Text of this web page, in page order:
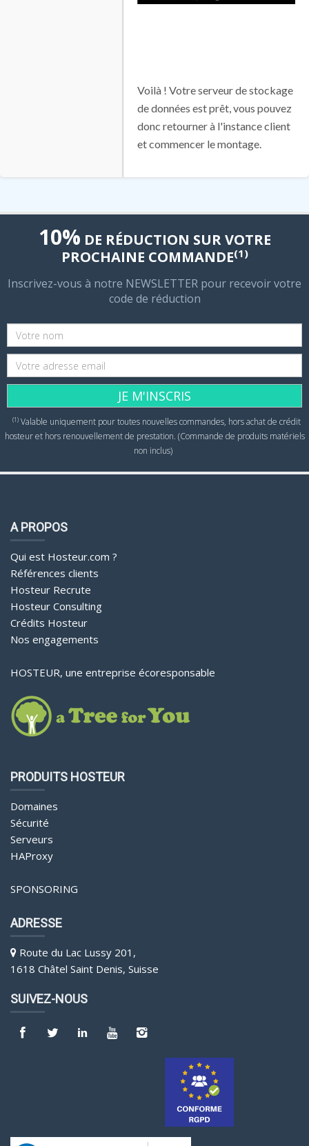
Voilà ! Votre serveur de stockage
de données est prêt, vous pouvez
donc retourner à l'instance client
et commencer le montage.
10% DE RÉDUCTION SUR VOTRE
PROCHAINE COMMANDE(1)
Inscrivez-vous à notre NEWSLETTER pour recevoir votre
code de réduction
JE M'INSCRIS
(1)Valable uniquement pour toutes nouvelles commandes, hors achat de crédit
hosteur et hors renouvellement de prestation. (Commande de produits matériels
non inclus)
A PROPOS
Qui est Hosteur.com ?
Références clients
Hosteur Recrute
Hosteur Consulting
Crédits Hosteur
Nos engagements
HOSTEUR, une entreprise écoresponsable
PRODUITS HOSTEUR
Domaines
Sécurité
Serveurs
HAProxy
SPONSORING
ADRESSE
Route du Lac Lussy 201,
1618 Châtel Saint Denis, Suisse
SUIVEZ-NOUS